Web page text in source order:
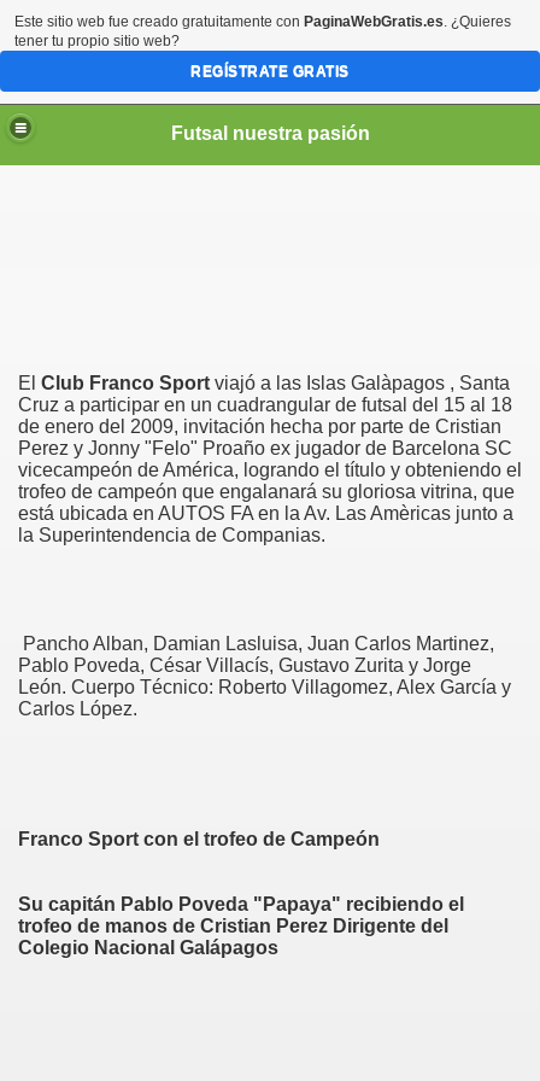
Futsal nuestra pasión
El Club Franco Sport viajó a las Islas Galàpagos , Santa
Cruz a participar en un cuadrangular de futsal del 15 al 18
de enero del 2009, invitación hecha por parte de Cristian
Perez y Jonny "Felo" Proaño ex jugador de Barcelona SC
vicecampeón de América, logrando el título y obteniendo el
trofeo de campeón que engalanará su gloriosa vitrina, que
está ubicada en AUTOS FA en la Av. Las Amèricas junto a
la Superintendencia de Companias.
Pancho Alban, Damian Lasluisa, Juan Carlos Martinez,
Pablo Poveda, César Villacís, Gustavo Zurita y Jorge
León. Cuerpo Técnico: Roberto Villagomez, Alex García y
Carlos López.
Franco Sport con el trofeo de Campeón
Su capitán Pablo Poveda "Papaya" recibiendo el
trofeo de manos de Cristian Perez Dirigente del
Colegio Nacional Galápagos
Este sitio web fue creado gratuitamente con PaginaWebGratis.es. ¿Quieres
tener tu propio sitio web?
REGÍSTRATE GRATIS